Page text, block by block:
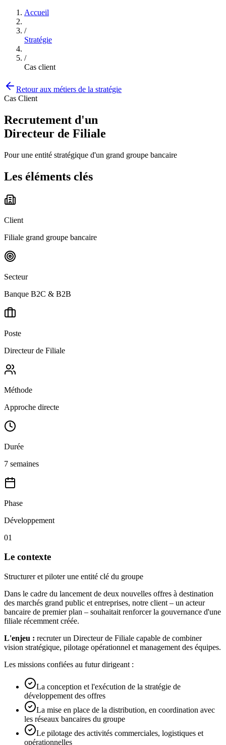
Accueil
/
Stratégie
/
Cas client
Retour aux métiers de la stratégie
Cas Client
Recrutement d'un
Directeur de Filiale
Pour une entité stratégique d'un grand groupe bancaire
Les éléments clés
Client
Filiale grand groupe bancaire
Secteur
Banque B2C & B2B
Poste
Directeur de Filiale
Méthode
Approche directe
Durée
7 semaines
Phase
Développement
01
Le contexte
Structurer et piloter une entité clé du groupe
Dans le cadre du lancement de deux nouvelles offres à destination
des marchés grand public et entreprises, notre client – un acteur
bancaire de premier plan – souhaitait renforcer la gouvernance d'une
filiale récemment créée.
L'enjeu : recruter un Directeur de Filiale capable de combiner
vision stratégique, pilotage opérationnel et management des équipes.
Les missions confiées au futur dirigeant :
La conception et l'exécution de la stratégie de
développement des offres
La mise en place de la distribution, en coordination avec
les réseaux bancaires du groupe
Le pilotage des activités commerciales, logistiques et
opérationnelles